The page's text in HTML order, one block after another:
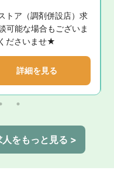
トア（調剤併設店）求
可能な場合もございま
ださいませ★
詳細を見る
同じエリアの別の薬剤師求人をもっと見る >